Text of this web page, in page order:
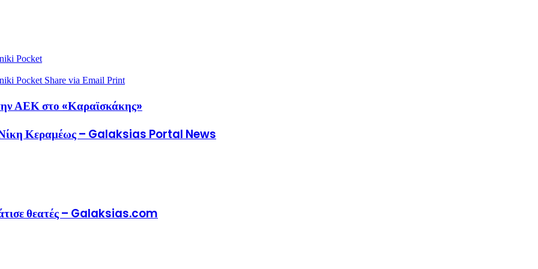
Pocket
Pocket Share via Email Print
ΑΕΚ στο «Καραϊσκάκης»
η Νίκη Κεραμέως – Galaksias Portal News
θεατές – Galaksias.com